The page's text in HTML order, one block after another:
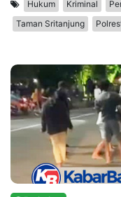
Hukum Kriminal
Taman Sritanjung